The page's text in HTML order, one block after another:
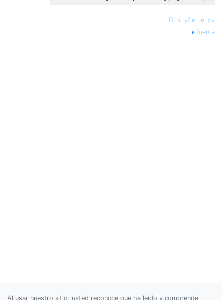
— DmitrySemenov
fuente
Al usar nuestro sitio, usted reconoce que ha leído y comprende